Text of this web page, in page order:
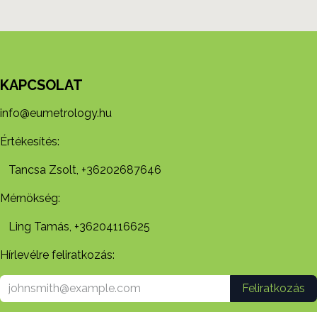
KAPCSOLAT
info@eumetrology.hu
Értékesítés:
Tancsa Zsolt, +36202687646
Mérnökség:
Ling Tamás, +36204116625
Hírlevélre feliratkozás:
Feliratkozás